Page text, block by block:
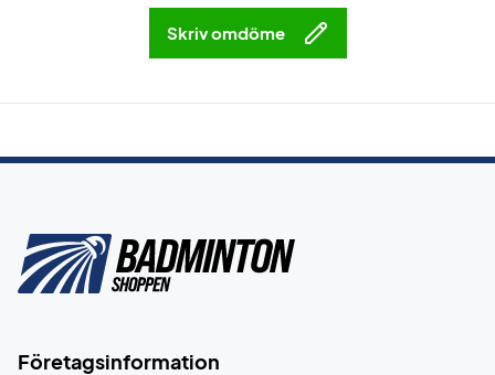
Skriv omdöme
Företagsinformation